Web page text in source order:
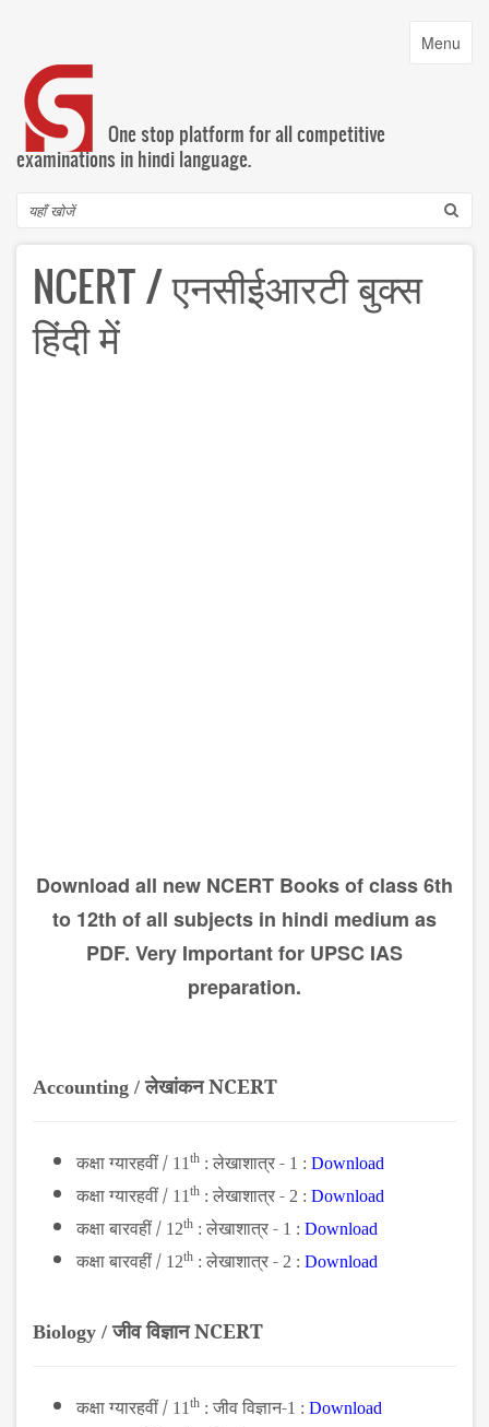
content
Toggle
Menu
One stop platform for all competitive
examinations in hindi language.
Search
NCERT / एनसीईआरटी बुक्स
हिंदी में
Download all new NCERT Books of class 6th
to 12th of all subjects in hindi medium as
PDF. Very Important for UPSC IAS
preparation.
Accounting /लेखांकन NCERT
कक्षा ग्यारहवीं / 11 th : लेखाशात्र - 1 : Download
कक्षा ग्यारहवीं / 11 th : लेखाशात्र - 2 : Download
कक्षा बारवहीं / 12th : लेखाशात्र - 1 : Download
कक्षा बारवहीं / 12th : लेखाशात्र - 2 : Download
Biology /जीव विज्ञान NCERT
कक्षा ग्यारहवीं / 11 th : जीव विज्ञान-1 : Download